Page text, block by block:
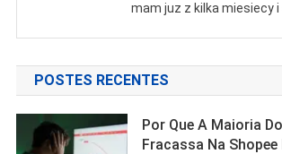
mam juz z kilka miesiecy
POSTES RECENTES
Por Que A Maioria
Fracassa Na Shopee